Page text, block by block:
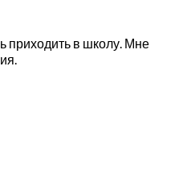
приходить в школу. Мне